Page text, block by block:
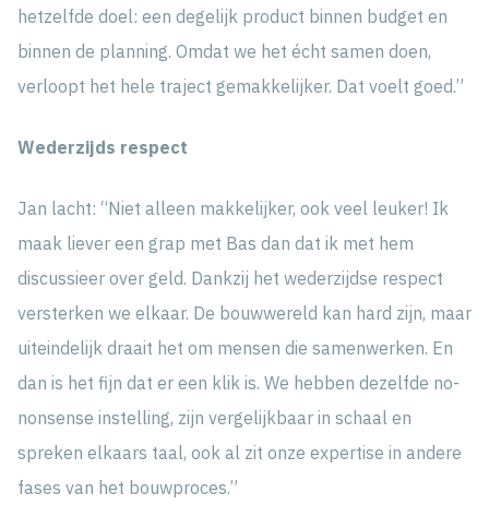
hetzelfde doel: een degelijk product binnen budget en
binnen de planning. Omdat we het écht samen doen,
verloopt het hele traject gemakkelijker. Dat voelt goed.”
Wederzijds respect
Jan lacht: “Niet alleen makkelijker, ook veel leuker! Ik
maak liever een grap met Bas dan dat ik met hem
discussieer over geld. Dankzij het wederzijdse respect
versterken we elkaar. De bouwwereld kan hard zijn, maar
uiteindelijk draait het om mensen die samenwerken. En
dan is het fijn dat er een klik is. We hebben dezelfde no-
nonsense instelling, zijn vergelijkbaar in schaal en
spreken elkaars taal, ook al zit onze expertise in andere
fases van het bouwproces.”